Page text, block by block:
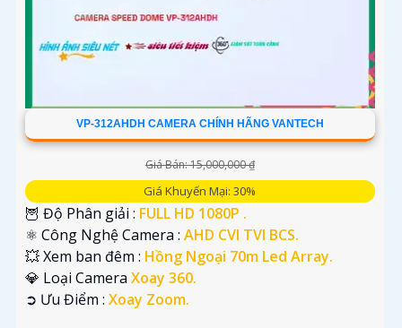
VP-312AHDH CAMERA CHÍNH HÃNG VANTECH
Giá Bán: 15,000,000 ₫
Giá Khuyến Mại: 30%
🦉 Độ Phân giải : FULL HD 1080P .
⚛️ Công Nghệ Camera : AHD CVI TVI BCS.
💥 Xem ban đêm : Hồng Ngoại 70m Led Array.
💎 Loại Camera Xoay 360.
️➲ Ưu Điểm : Xoay Zoom.